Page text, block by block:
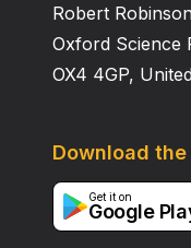
Robert
Oxford Science
OX4 4GP,
Download
Get it on
Google